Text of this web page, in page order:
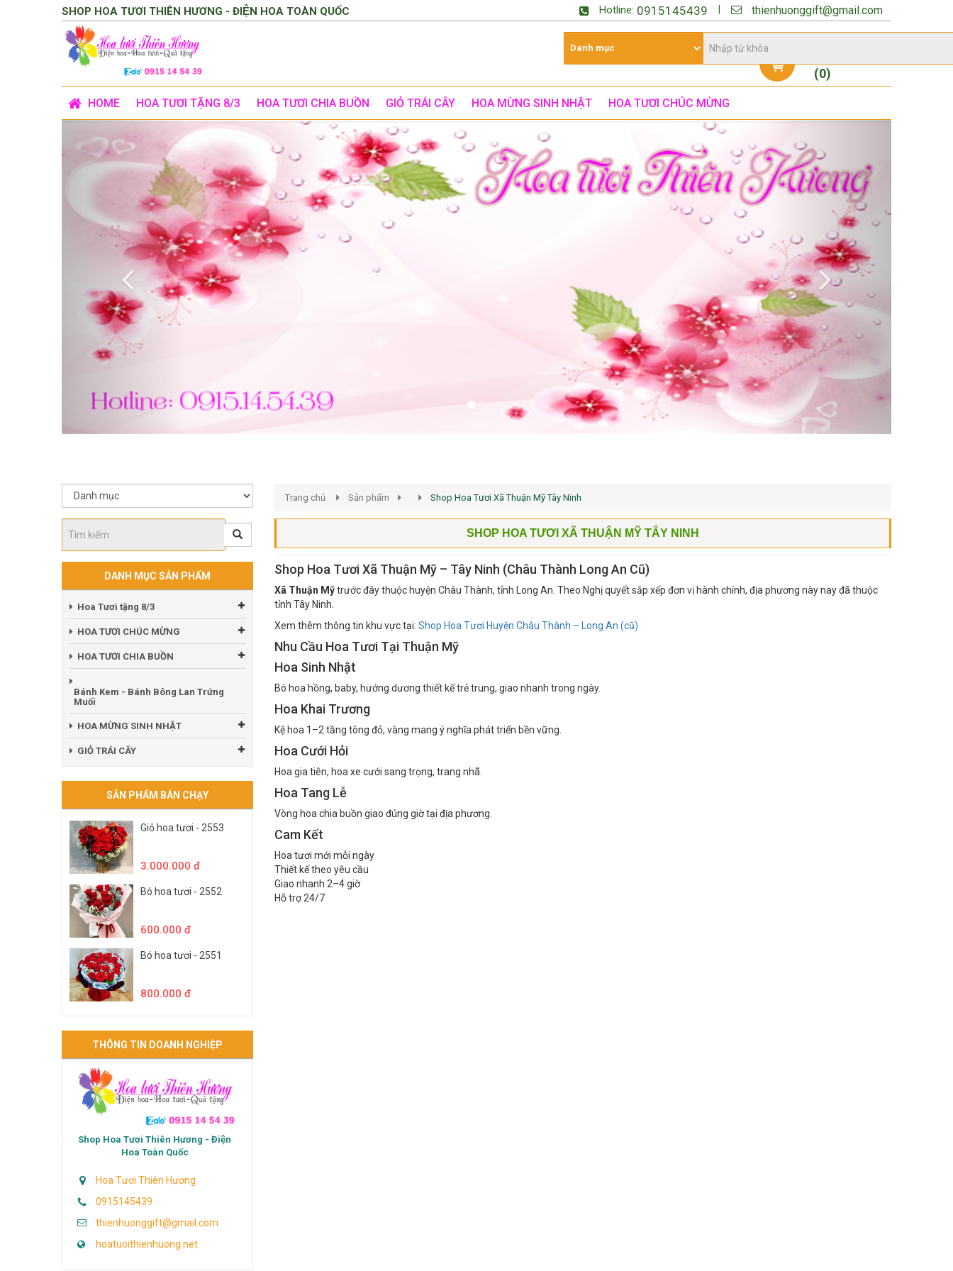
SHOP HOA TƯƠI THIÊN HƯƠNG - ĐIỆN HOA TOÀN QUỐC Hotline: 0915145439 thienhuonggift@gmail.com
(0)
HOME HOA TƯƠI TẶNG 8/3 HOA TƯƠI CHIA BUỒN GIỎ TRÁI CÂY HOA MỪNG SINH NHẬT HOA TƯƠI CHÚC MỪNG
Previous
DANH MỤC SẢN PHẨM
Hoa Tươi tặng 8/3
HOA TƯƠI CHÚC MỪNG
HOA TƯƠI CHIA BUỒN
Bánh Kem - Bánh Bông Lan Trứng
Muối
HOA MỪNG SINH NHẬT
GIỎ TRÁI CÂY
SẢN PHẨM BÁN CHẠY
Giỏ hoa tươi - 2553
3.000.000 đ
Bó hoa tươi - 2552
600.000 đ
Bó hoa tươi - 2551
800.000 đ
THÔNG TIN DOANH NGHIỆP
Shop Hoa Tươi Thiên Hương - Điện
Hoa Toàn Quốc
Hoa Tươi Thiên Hương
0915145439
thienhuonggift@gmail.com
hoatuoithienhuong.net
Trang chủ Sản phẩm Shop Hoa Tươi Xã Thuận Mỹ Tây Ninh
SHOP HOA TƯƠI XÃ THUẬN MỸ TÂY NINH
Shop Hoa Tươi Xã Thuận Mỹ – Tây Ninh (Châu Thành Long An Cũ)
Xã Thuận Mỹtrước đây thuộc huyện Châu Thành, tỉnh Long An. Theo Nghị quyết sắp xếp đơn vị hành chính, địa phương này nay đã thuộc
tỉnh Tây Ninh.
Xem thêm thông tin khu vực tại: Shop Hoa Tươi Huyện Châu Thành – Long An (cũ)
Nhu Cầu Hoa Tươi Tại Thuận Mỹ
Hoa Sinh Nhật
Bó hoa hồng, baby, hướng dương thiết kế trẻ trung, giao nhanh trong ngày.
Hoa Khai Trương
Kệ hoa 1–2 tầng tông đỏ, vàng mang ý nghĩa phát triển bền vững.
Hoa Cưới Hỏi
Hoa gia tiên, hoa xe cưới sang trọng, trang nhã.
Hoa Tang Lễ
Vòng hoa chia buồn giao đúng giờ tại địa phương.
Cam Kết
Hoa tươi mới mỗi ngày
Thiết kế theo yêu cầu
Giao nhanh 2–4 giờ
Hỗ trợ 24/7